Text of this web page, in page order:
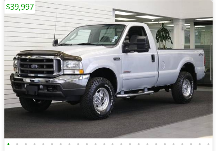
• • • • • • • • • • • • • • • • • • • • • • • •
$39,997